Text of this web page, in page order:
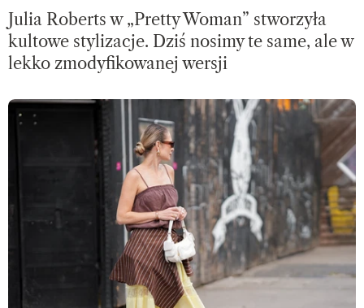
Julia Roberts w „Pretty Woman” stworzyła
kultowe stylizacje. Dziś nosimy te same, ale w
lekko zmodyfikowanej wersji